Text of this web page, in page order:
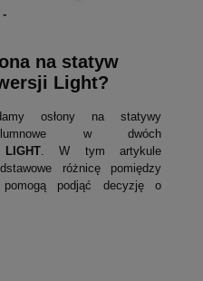
-
na statyw
Light?
osłony na statywy
w dwóch
LIGHT. W tym artykule
różnicę pomiędzy
podjąć decyzję o